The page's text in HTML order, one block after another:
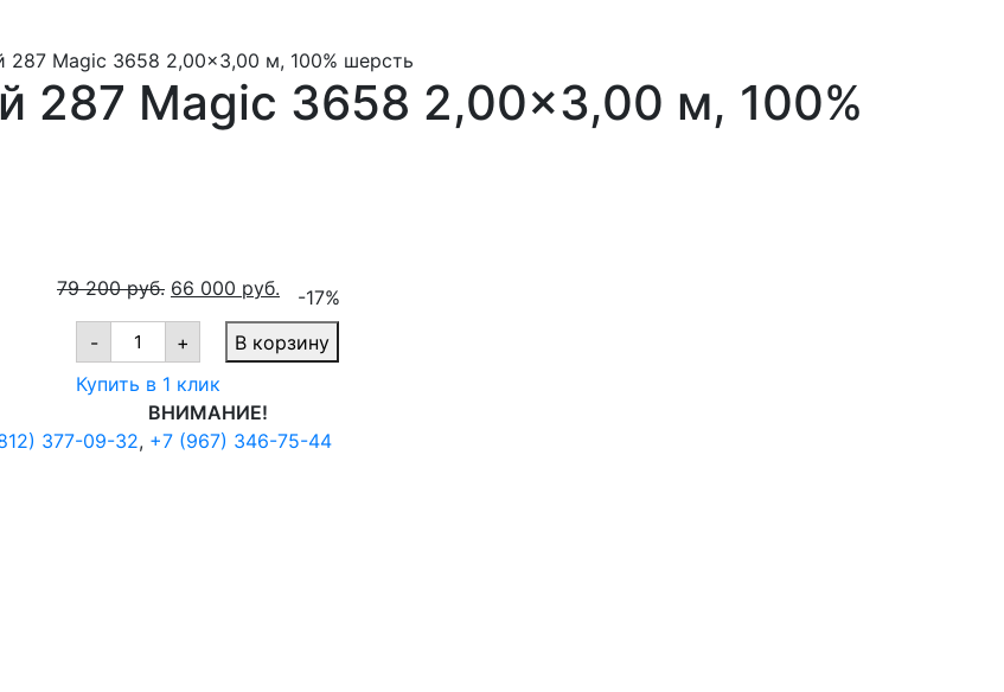
Magic 3658 2,00x3,00 м, 100% шерсть
287 Magic 3658 2,00×3,00 м, 100%
79 200руб. 66 000 руб.
-17%
-
Ковер
шерстяной
Прямой
287
Magic
3658
2,00x3,00
+
В корзину
Купить в 1 клик
ВНИМАНИЕ!
377-09-32, +7 (967) 346-75-44